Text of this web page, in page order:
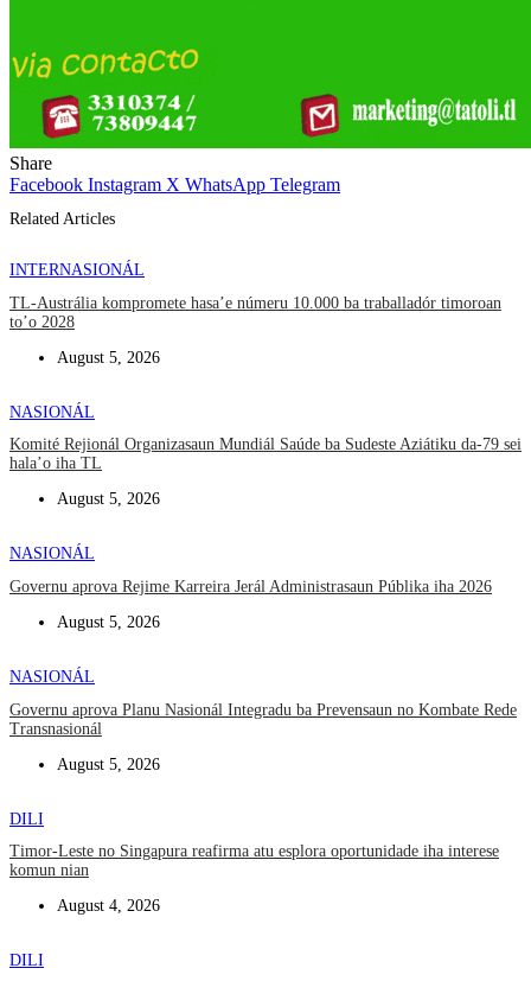
Share
Facebook Instagram X WhatsApp Telegram
Related Articles
INTERNASIONÁL
TL-Austrália kompromete hasa’e númeru 10.000 ba traballadór timoroan
to’o 2028
August 5, 2026
NASIONÁL
Komité Rejionál Organizasaun Mundiál Saúde ba Sudeste Aziátiku da-79 sei
hala’o iha TL
August 5, 2026
NASIONÁL
Governu aprova Rejime Karreira Jerál Administrasaun Públika iha 2026
August 5, 2026
NASIONÁL
Governu aprova Planu Nasionál Integradu ba Prevensaun no Kombate Rede
Transnasionál
August 5, 2026
DILI
Timor-Leste no Singapura reafirma atu esplora oportunidade iha interese
komun nian
August 4, 2026
DILI